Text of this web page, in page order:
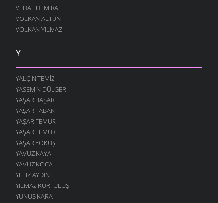
VEDAT DEMIRAL
VOLKAN ALTUN
VOLKAN YILMAZ
Y
YALÇIN TEMIZ
YASEMIN DÜLGER
YAŞAR BAŞAR
YAŞAR TABAN
YAŞAR TEMUR
YAŞAR TEMUR
YAŞAR YOKUŞ
YAVUZ KAYA
YAVUZ KOCA
YELIZ AYDIN
YILMAZ KURTULUŞ
YUNUS KARA